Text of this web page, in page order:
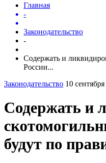
Главная
-
Законодательство
-
Содержать и
России...
Законодательство 10
Содержать и
будут по